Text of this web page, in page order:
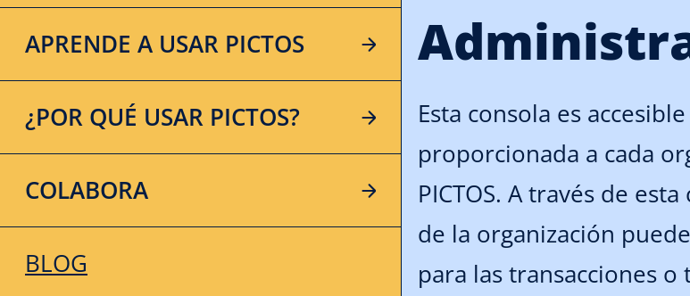
APRENDE A USAR PICTOS
¿POR QUÉ USAR PICTOS?
COLABORA
BLOG
Esta consola es
proporcionada a cada
PICTOS. A través de
de la organización
para las transacciones